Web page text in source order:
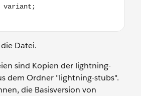
Datei.
sind Kopien der lightning-
dem Ordner "lightning-stubs".
die Basisversion von